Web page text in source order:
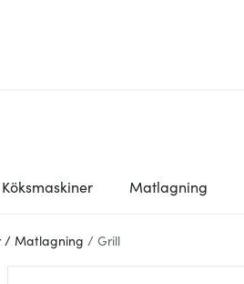
Köksmaskiner Matlagning
/ Matlagning / Grill